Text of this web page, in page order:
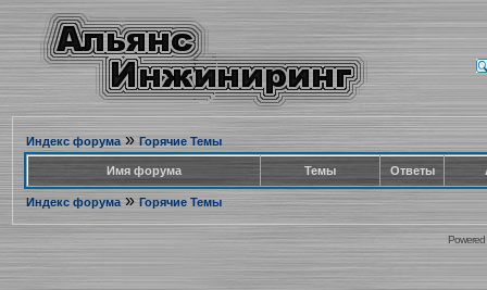
Индекс форума» Горячие Темы
Имя форума Темы Ответы
Индекс форума» Горячие Темы